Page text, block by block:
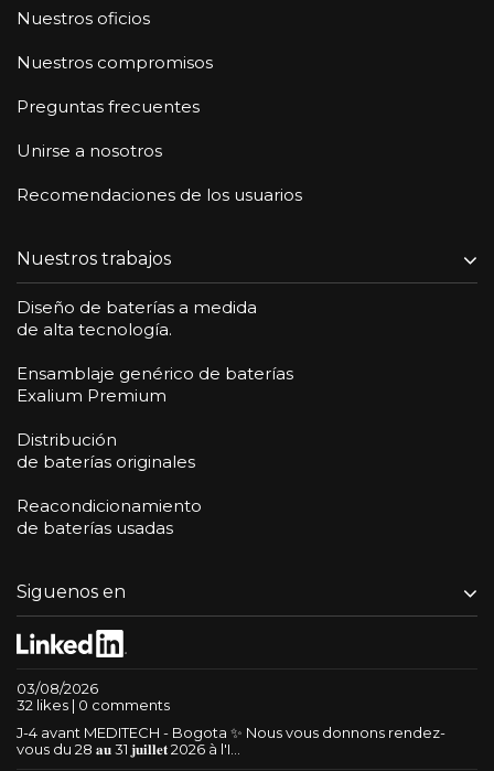
Nuestros oficios
Nuestros compromisos
Preguntas frecuentes
Unirse a nosotros
Recomendaciones de los usuarios
Nuestros trabajos
Diseño de baterías a medida
de alta tecnología.
Ensamblaje genérico de baterías
Exalium Premium
Distribución
de baterías originales
Reacondicionamiento
de baterías usadas
Siguenos en
03/08/2026
32 likes | 0 comments
J-4 avant MEDITECH - Bogota ✨ Nous vous donnons rendez-
vous du 28 𝐚𝐮 31 𝐣𝐮𝐢𝐥𝐥𝐞𝐭 2026 à l'I...